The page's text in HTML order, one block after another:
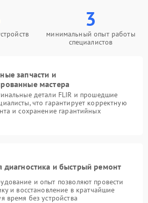
3
минимальный опыт работы
специалистов
запчасти и
мастера
детали FLIR и прошедшие
что гарантирует корректную
и сохранение гарантийных
диагностика и быстрый ремонт
и опыт позволяют провести
и восстановление в кратчайшие
время без устройства